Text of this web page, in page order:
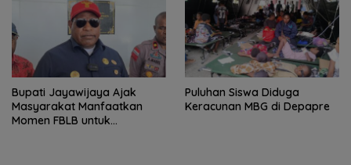
Bupati Jayawijaya Ajak
Masyarakat Manfaatkan
Momen FBLB untuk
Puluhan Siswa Diduga
Keracunan MBG di Depapre